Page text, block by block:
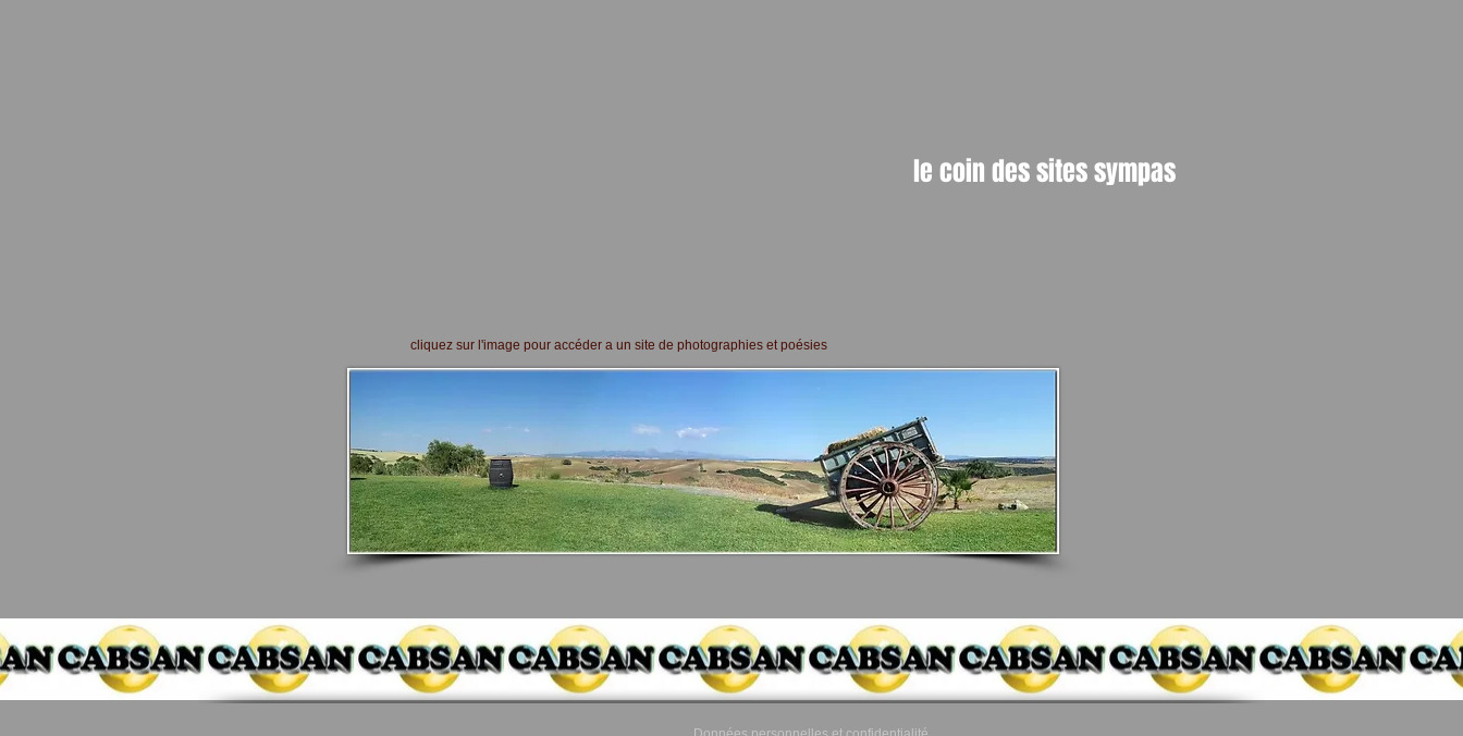
le coin des sites sympas
cliquez sur l'image pour accéder a un site de photographies et poésies